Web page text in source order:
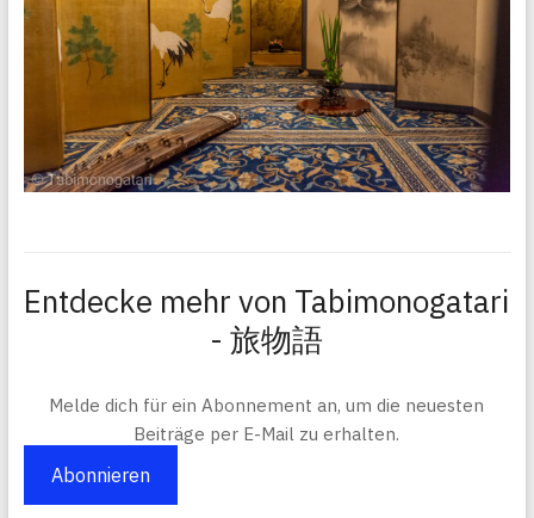
Entdecke mehr von Tabimonogatari
- 旅物語
Melde dich für ein Abonnement an, um die neuesten
Beiträge per E-Mail zu erhalten.
Abonnieren